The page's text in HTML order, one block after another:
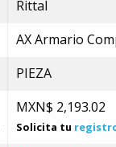
Rittal
AX Armario
PIEZA
MXN$ 2,193.02
Solicita tu